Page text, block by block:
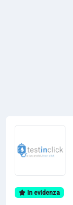
In evidenza